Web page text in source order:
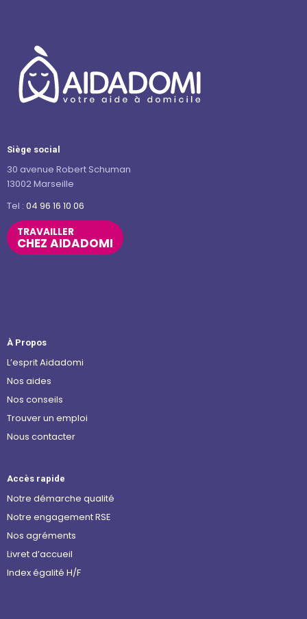
Siège social
30 avenue Robert Schuman
13002 Marseille
Tel : 04 96 16 10 06
TRAVAILLER
CHEZ AIDADOMI
À Propos
L’esprit Aidadomi
Nos aides
Nos conseils
Trouver un emploi
Nous contacter
Accès rapide
Notre démarche qualité
Notre engagement RSE
Nos agréments
Livret d’accueil
Index égalité H/F